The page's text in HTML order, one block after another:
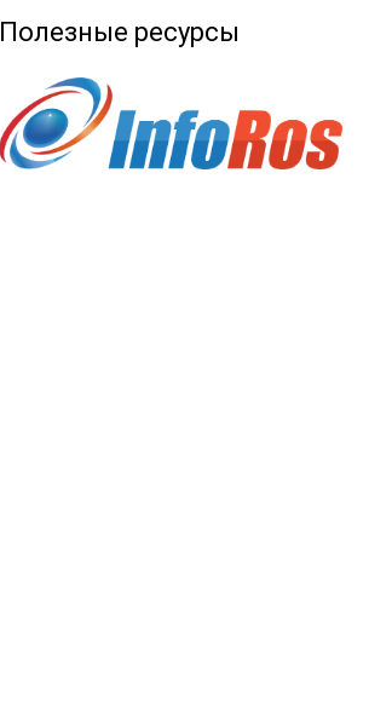
Полезные ресурсы